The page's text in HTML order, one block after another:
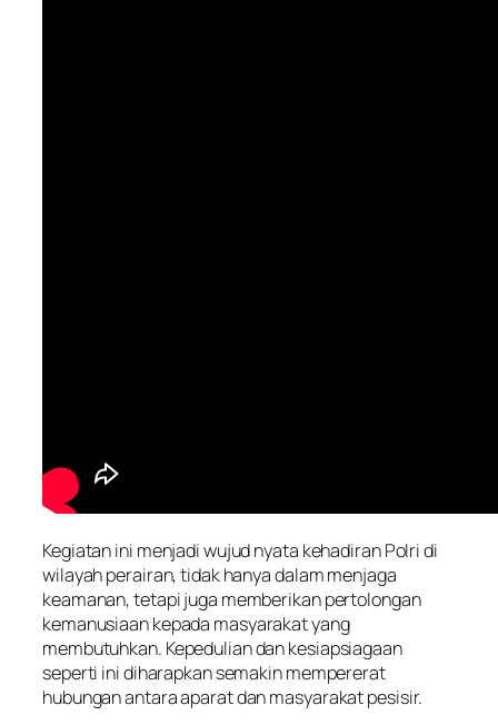
Kegiatan ini menjadi wujud nyata kehadiran Polri di
wilayah perairan, tidak hanya dalam menjaga
keamanan, tetapi juga memberikan pertolongan
kemanusiaan kepada masyarakat yang
membutuhkan. Kepedulian dan kesiapsiagaan
seperti ini diharapkan semakin mempererat
hubungan antara aparat dan masyarakat pesisir.